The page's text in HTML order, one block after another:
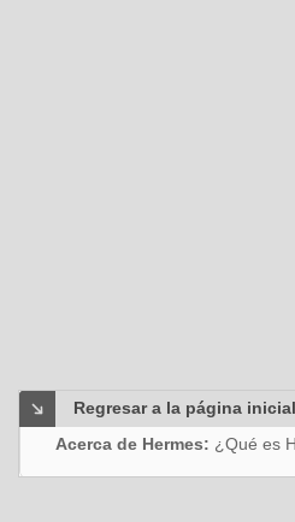
Regresar a la página inicial
Acerca de Hermes: ¿Qué es